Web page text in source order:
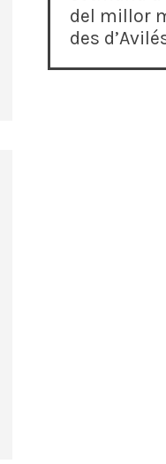
a
v
del millor
des